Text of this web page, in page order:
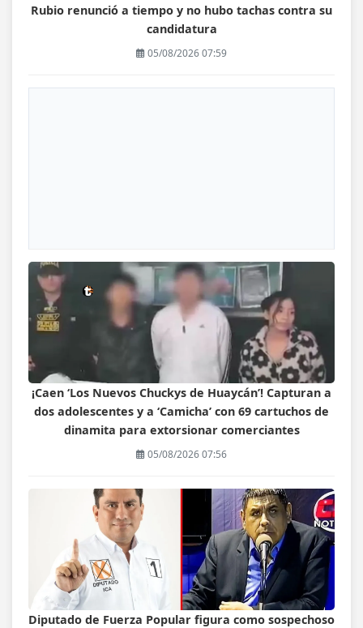
Rubio renunció a tiempo y no hubo tachas contra su
candidatura
05/08/2026 07:59
¡Caen ‘Los Nuevos Chuckys de Huaycán’! Capturan a
dos adolescentes y a ‘Camicha’ con 69 cartuchos de
dinamita para extorsionar comerciantes
05/08/2026 07:56
Diputado de Fuerza Popular figura como sospechoso